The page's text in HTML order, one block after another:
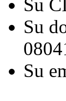
Su
Su
Su